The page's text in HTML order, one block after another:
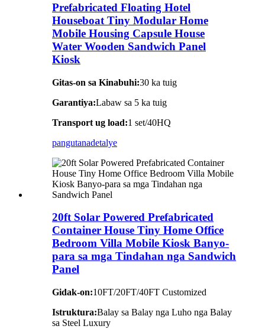
Prefabricated Floating Hotel
Houseboat Tiny Modular Home
Mobile Housing Capsule House
Water Wooden Sandwich Panel
Kiosk
Gitas-on sa Kinabuhi:30 ka tuig
Garantiya:Labaw sa 5 ka tuig
Transport ug load:1 set/40HQ
pangutanadetalye
20ft Solar Powered Prefabricated
Container House Tiny Home Office
Bedroom Villa Mobile Kiosk Banyo-
para sa mga Tindahan nga Sandwich
Panel
Gidak-on:10FT/20FT/40FT Customized
Istruktura:Balay sa Balay nga Luho nga Balay
sa Steel Luxury